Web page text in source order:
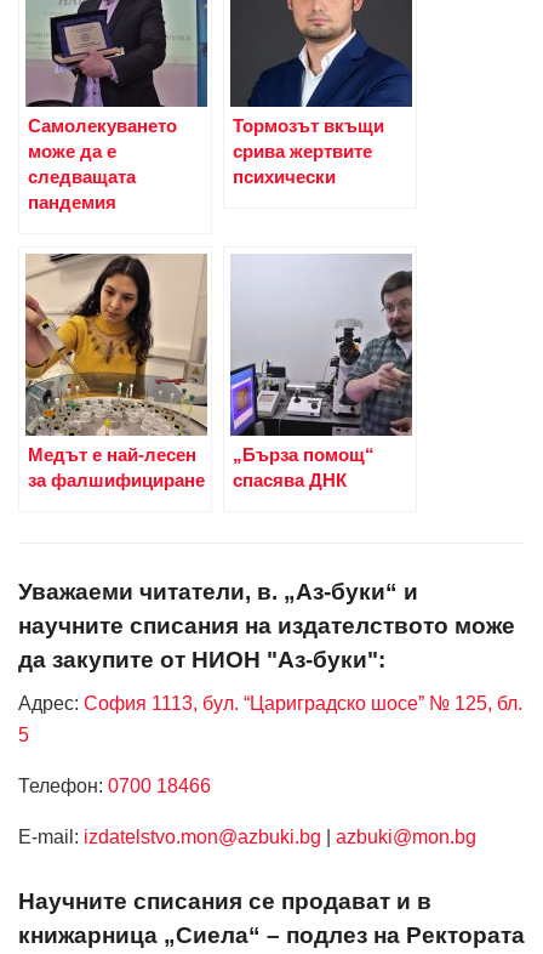
Самолекуването
може да е
следващата
пандемия
Тормозът вкъщи
срива жертвите
психически
Медът е най-лесен
за фалшифициране
„Бърза помощ“
спасява ДНК
Уважаеми читатели, в. „Аз-буки“ и
научните списания на издателството може
да закупите от НИОН "Аз-буки":
Адрес: София 1113, бул. “Цариградско шосе” № 125, бл.
5
Телефон: 0700 18466
Е-mail: izdatelstvo.mon@azbuki.bg azbuki@mon.bg
Научните списания се продават и в
книжарница „Сиела“ – подлез на Ректората